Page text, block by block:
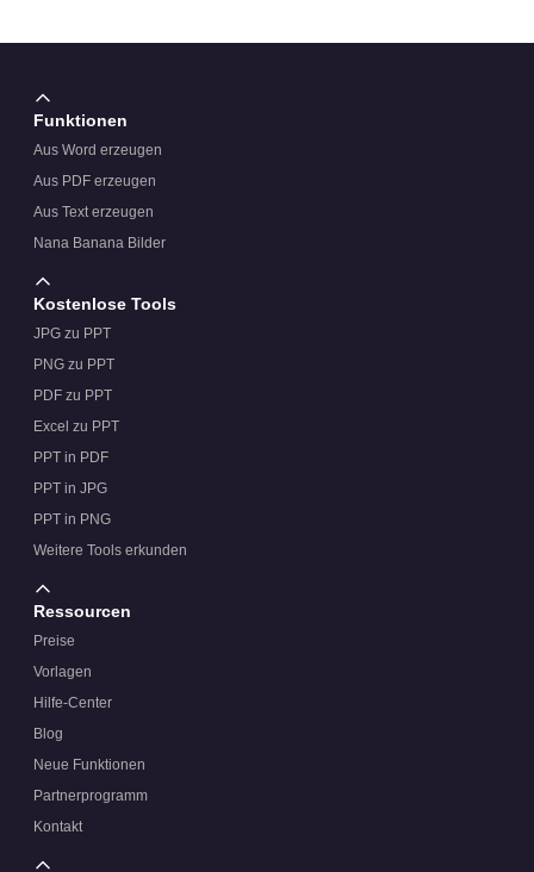
Funktionen
Aus Word erzeugen
Aus PDF erzeugen
Aus Text erzeugen
Nana Banana Bilder
Kostenlose Tools
JPG zu PPT
PNG zu PPT
PDF zu PPT
Excel zu PPT
PPT in PDF
PPT in JPG
PPT in PNG
Weitere Tools erkunden
Ressourcen
Preise
Vorlagen
Hilfe-Center
Blog
Neue Funktionen
Partnerprogramm
Kontakt